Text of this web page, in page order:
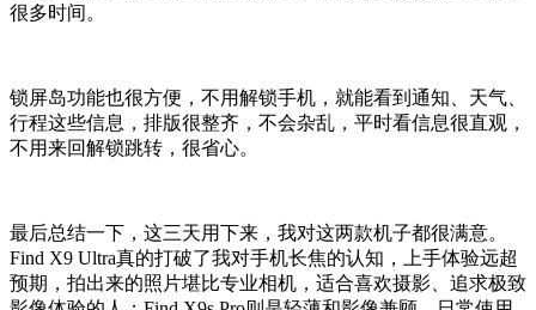
很多时间。
锁屏岛功能也很方便，不用解锁手机，就能看到通知、天气、
行程这些信息，排版很整齐，不会杂乱，平时看信息很直观，
不用来回解锁跳转，很省心。
最后总结一下，这三天用下来，我对这两款机子都很满意。
Find X9 Ultra真的打破了我对手机长焦的认知，上手体验远超
预期，拍出来的照片堪比专业相机，适合喜欢摄影、追求极致